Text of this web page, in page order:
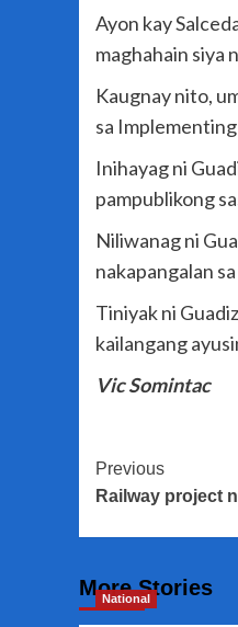
Ayon kay
maghahain siya
Kaugnay nito,
sa
Inihayag ni
pampublikong
Niliwanag ni
nakapangalan
Tiniyak ni
kailangang
Vic Somintac
Post
Previous
Railway project
More Stories
National